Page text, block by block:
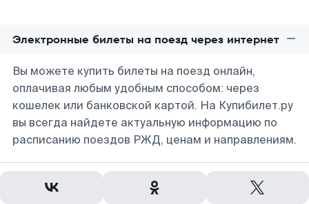
Электронные билеты на поезд через интернет
Вы можете купить билеты на поезд онлайн,
оплачивая любым удобным способом: через
кошелек или банковской картой. На Купибилет.ру
вы всегда найдете актуальную информацию по
расписанию поездов РЖД, ценам и направлениям.